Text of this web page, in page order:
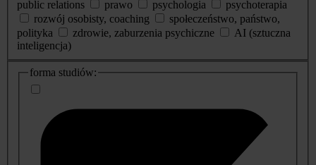
public relations
prawo psychologia
psychoterapia
rozwój osobisty, coaching
społeczeństwo, państwo,
polityka
zdrowie, zaburzenia psychiczne
AI (sztuczna
inteligencja)
dodatkowe
informacje
forma studiów: